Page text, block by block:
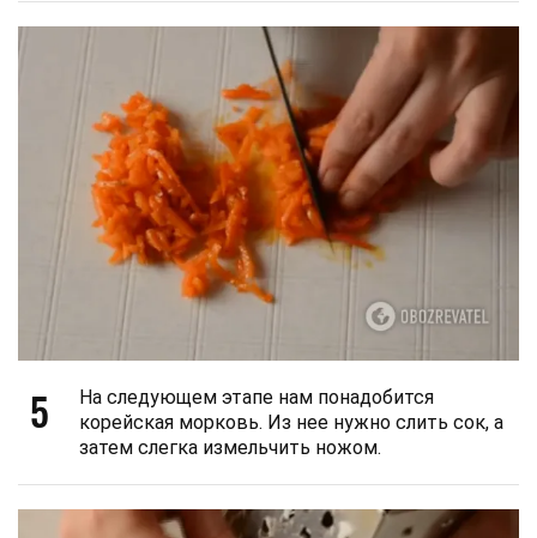
5
На следующем этапе нам понадобится
корейская морковь. Из нее нужно слить сок, а
затем слегка измельчить ножом.